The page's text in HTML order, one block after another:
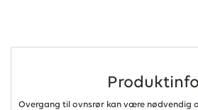
Produktinfo
Overgang til ovnsrør kan være nødvendig